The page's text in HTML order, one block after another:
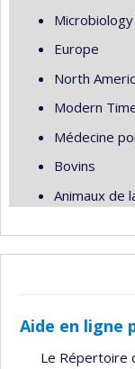
Microbiology
Europe
North
Modern
Médecine
Bovins
Animaux de
Aide en ligne
Le Répertoire